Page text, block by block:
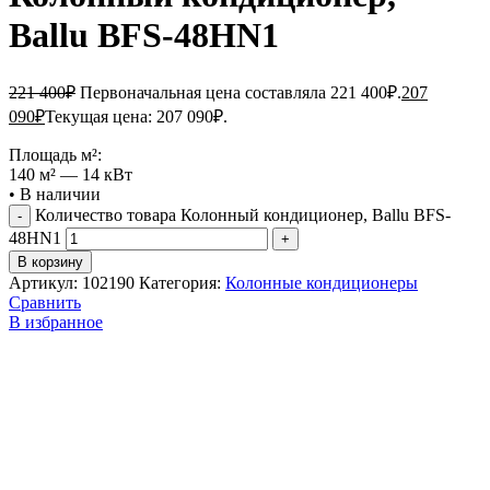
Ballu BFS-48HN1
221 400₽ Первоначальная цена составляла 221 400₽.207
090₽Текущая цена: 207 090₽.
Площадь м²:
140 м² — 14 кВт
• В наличии
Количество товара Колонный кондиционер, Ballu BFS-
48HN1
В корзину
Артикул: 102190 Категория: Колонные кондиционеры
Сравнить
В избранное